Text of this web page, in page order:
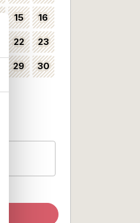
15 16
22 23
29 30